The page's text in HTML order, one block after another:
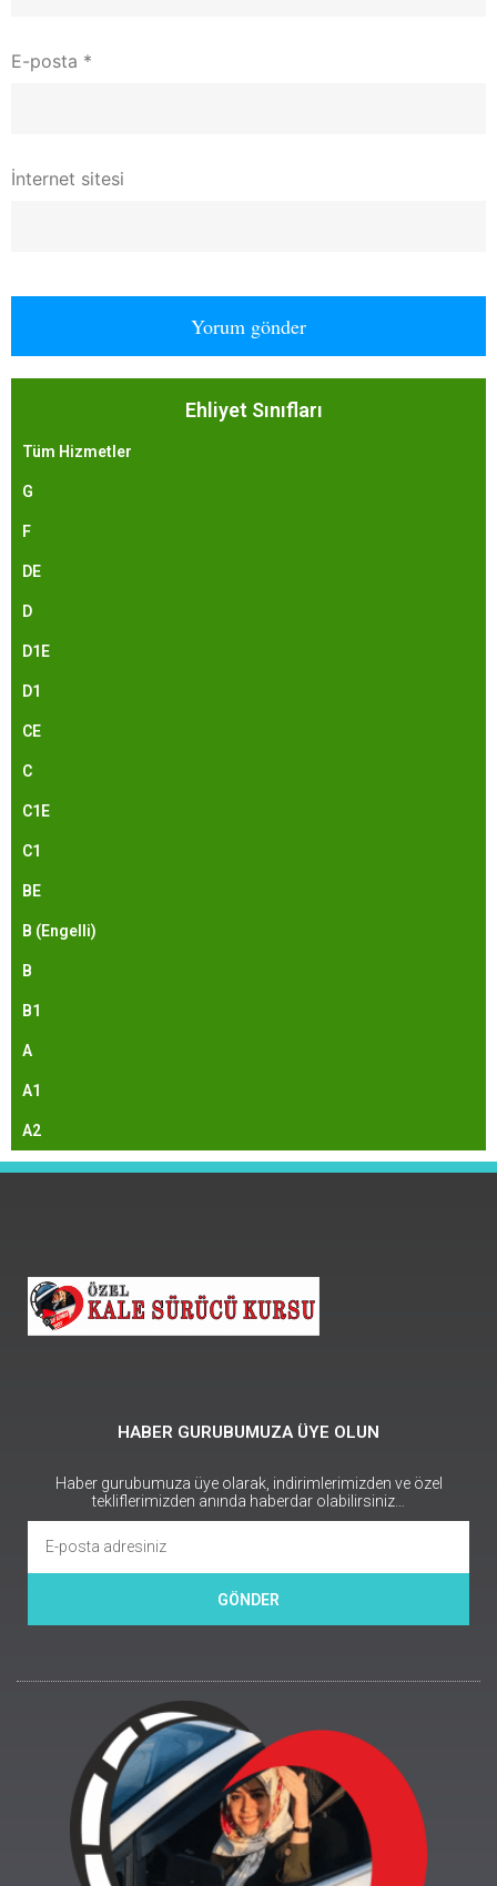
E-posta *
İnternet sitesi
Ehliyet Sınıfları
Tüm Hizmetler
G
F
DE
D
D1E
D1
CE
C
C1E
C1
BE
B (Engelli)
B
B1
A
A1
A2
HABER GURUBUMUZA ÜYE OLUN
Haber gurubumuza üye olarak, indirimlerimizden ve özel
tekliflerimizden anında haberdar olabilirsiniz…
GÖNDER